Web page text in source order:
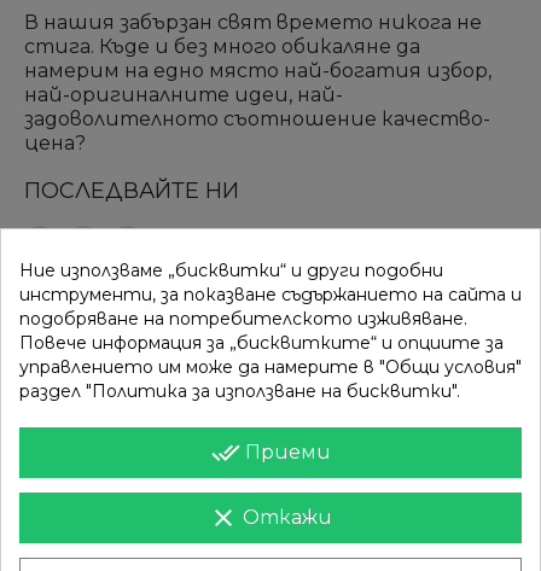
В нашия забързан свят времето никога не
стига. Къде и без много обикаляне да
намерим на едно място най-богатия избор,
най-оригиналните идеи, най-
задоволителното съотношение качество-
цена?
ПОСЛЕДВАЙТЕ НИ
ВРЪЗКИ
Вход
Моят профил
КАТЕГОРИИ
Разпродажба
Нови продукти
ИНФОРМАЦИЯ
Доставка
Контакти
Ние използваме „бисквитки“ и други подобни
инструменти, за показване съдържанието на сайта и
подобряване на потребителското изживяване.
Повече информация за „бисквитките“ и опциите за
управлението им може да намерите в "Общи условия"
раздел "Политика за използване на бисквитки".
done_all Приеми
clear Откажи